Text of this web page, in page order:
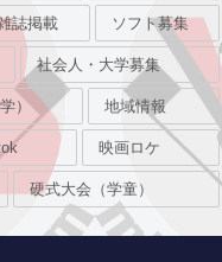
誌掲載 ソフト募集
社会人・大学募集
） 地域情報
映画ロケ
硬式大会（学童）